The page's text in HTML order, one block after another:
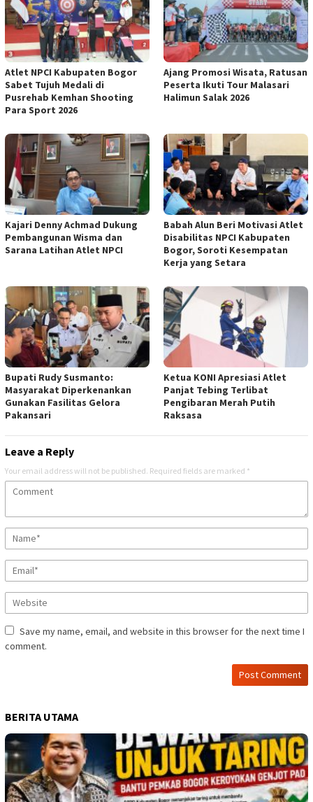
Atlet NPCI Kabupaten Bogor
Sabet Tujuh Medali di
Pusrehab Kemhan Shooting
Para Sport 2026
Ajang Promosi Wisata, Ratusan
Peserta Ikuti Tour Malasari
Halimun Salak 2026
Kajari Denny Achmad Dukung
Pembangunan Wisma dan
Sarana Latihan Atlet NPCI
Babah Alun Beri Motivasi Atlet
Disabilitas NPCI Kabupaten
Bogor, Soroti Kesempatan
Kerja yang Setara
Bupati Rudy Susmanto:
Masyarakat Diperkenankan
Gunakan Fasilitas Gelora
Pakansari
Ketua KONI Apresiasi Atlet
Panjat Tebing Terlibat
Pengibaran Merah Putih
Raksasa
Leave a Reply
Your email address will not be published. Required fields are marked *
Save my name, email, and website in this browser for the next time I
comment.
BERITA UTAMA